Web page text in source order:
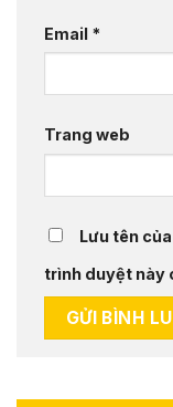
Email *
Trang web
Lưu tên
trình duyệt này